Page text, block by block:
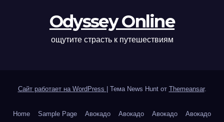
Odyssey Online
ощутите страсть к путешествиям
Сайт работает на WordPress Тема News Hunt от Themeansar.
Home Sample Page Авокадо Авокадо Авокадо Авокадо